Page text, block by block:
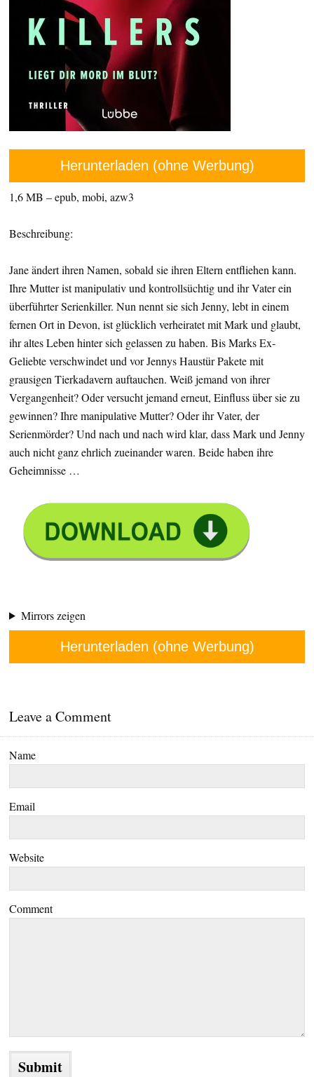
Herunterladen (ohne Werbung)
1,6 MB – epub, mobi, azw3
Beschreibung:
Jane ändert ihren Namen, sobald sie ihren Eltern entfliehen kann.
Ihre Mutter ist manipulativ und kontrollsüchtig und ihr Vater ein
überführter Serienkiller. Nun nennt sie sich Jenny, lebt in einem
fernen Ort in Devon, ist glücklich verheiratet mit Mark und glaubt,
ihr altes Leben hinter sich gelassen zu haben. Bis Marks Ex-
Geliebte verschwindet und vor Jennys Haustür Pakete mit
grausigen Tierkadavern auftauchen. Weiß jemand von ihrer
Vergangenheit? Oder versucht jemand erneut, Einfluss über sie zu
gewinnen? Ihre manipulative Mutter? Oder ihr Vater, der
Serienmörder? Und nach und nach wird klar, dass Mark und Jenny
auch nicht ganz ehrlich zueinander waren. Beide haben ihre
Geheimnisse …
Mirrors zeigen
Herunterladen (ohne Werbung)
Leave a Comment
Name
Email
Website
Comment